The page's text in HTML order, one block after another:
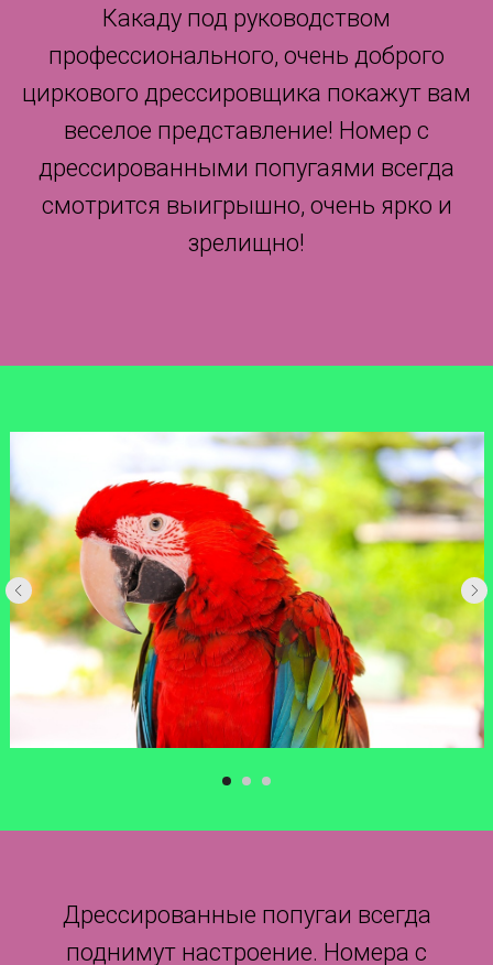
Какаду под руководством
профессионального, очень доброго
циркового дрессировщика покажут вам
веселое представление! Номер с
дрессированными попугаями всегда
смотрится выигрышно, очень ярко и
зрелищно!
Дрессированные попугаи всегда
поднимут настроение. Номера с